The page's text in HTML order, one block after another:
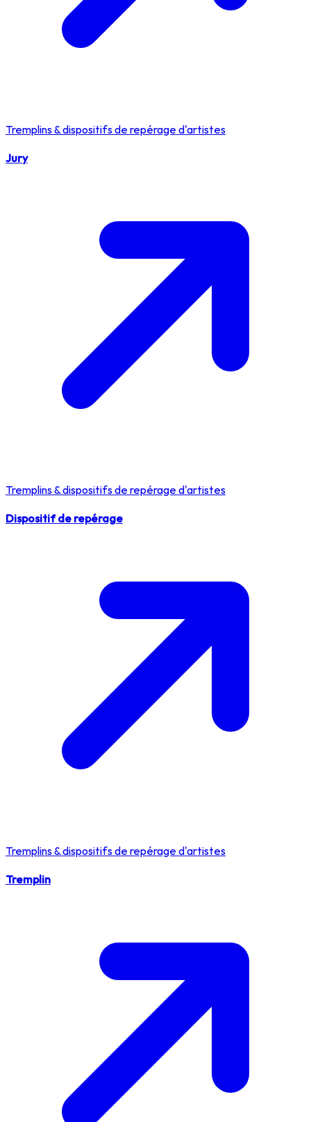
Tremplins & dispositifs de repérage d'artistes
Jury
Tremplins & dispositifs de repérage d'artistes
Dispositif de repérage
Tremplins & dispositifs de repérage d'artistes
Tremplin